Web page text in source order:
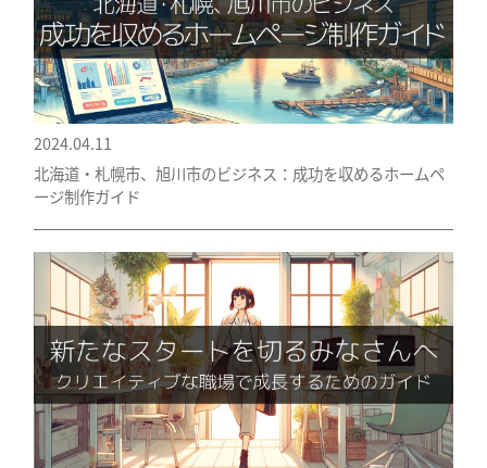
2024.04.11
北海道・札幌市、旭川市のビジネス：成功を収めるホームペ
ージ制作ガイド